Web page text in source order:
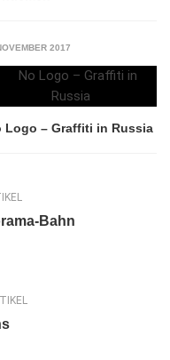
2017
Logo – Graffiti in Russia
Bahn